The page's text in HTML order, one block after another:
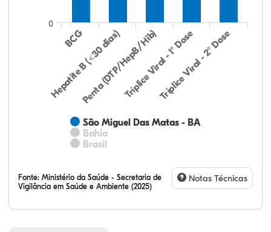
São Miguel Das Matas - BA
Bahia
Brasil
BCG
Hepatite B (<30 dias)
Penta (DTP/HepB/Hib)Tríplice Viral - 1° Dose
Tríplice Viral - 2° Dose
0
Fonte: Ministério da Saúde - Secretaria de
Vigilância em Saúde e Ambiente (2025)
Notas Técnicas